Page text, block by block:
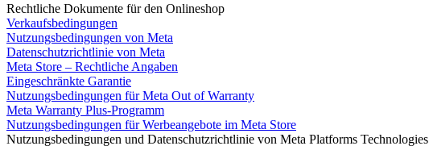
Rechtliche Dokumente für den Onlineshop
Verkaufsbedingungen
Nutzungsbedingungen von Meta
Datenschutzrichtlinie von Meta
Meta Store – Rechtliche Angaben
Eingeschränkte Garantie
Nutzungsbedingungen für Meta Out of Warranty
Meta Warranty Plus-Programm
Nutzungsbedingungen für Werbeangebote im Meta Store
Nutzungsbedingungen und Datenschutzrichtlinie von Meta Platforms Technologies